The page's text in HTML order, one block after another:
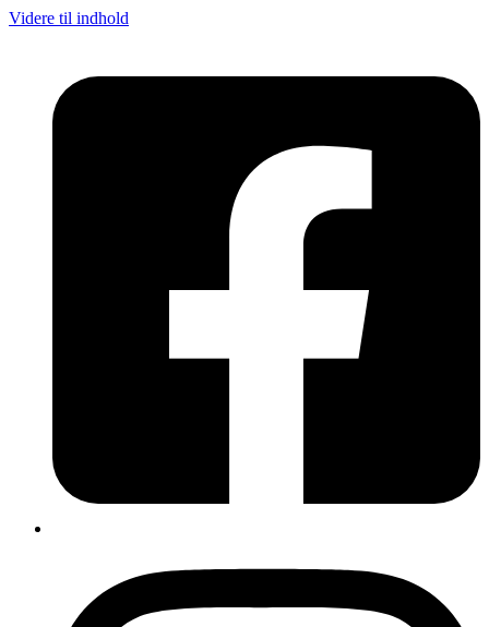
Videre til indhold